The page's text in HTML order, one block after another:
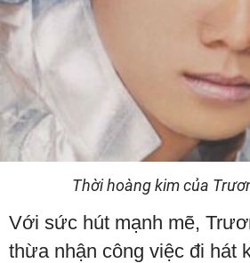
Thời hoàng kim của
Với sức hút mạnh mẽ,
thừa nhận công việc đi hát